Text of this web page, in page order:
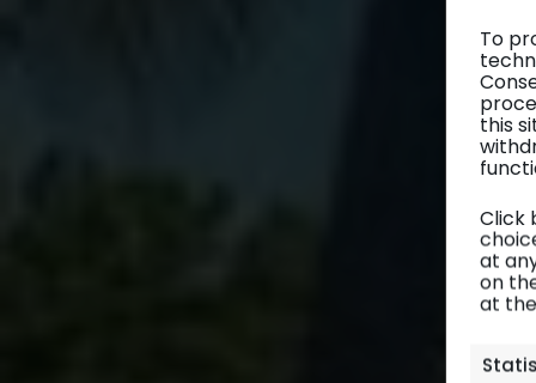
To
this
Click
at
on
at